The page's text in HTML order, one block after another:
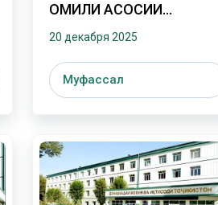
ОМИЛИ АСОСИИ
ПЕШГИРИИ ИФРОТГАРОӢ
20 декабря 2025
Муфассал